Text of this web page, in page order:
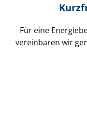
Für eine
vereinbaren wir